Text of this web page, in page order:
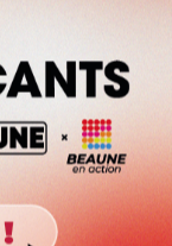
véritable tour
ou encore